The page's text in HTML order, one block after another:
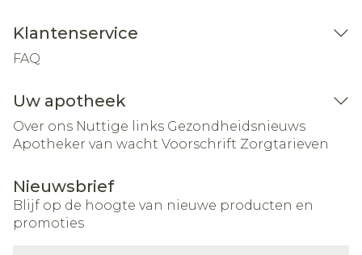
Klantenservice
FAQ
Uw apotheek
Over ons Nuttige links Gezondheidsnieuws
Apotheker van wacht Voorschrift Zorgtarieven
Nieuwsbrief
Blijf op de hoogte van nieuwe producten en
promoties